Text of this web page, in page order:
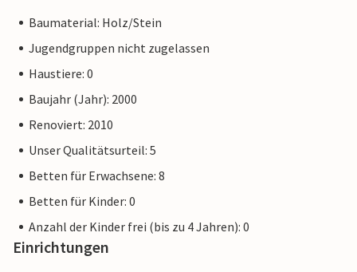
Baumaterial: Holz/Stein
Jugendgruppen nicht zugelassen
Haustiere: 0
Baujahr (Jahr): 2000
Renoviert: 2010
Unser Qualitätsurteil: 5
Betten für Erwachsene: 8
Betten für Kinder: 0
Anzahl der Kinder frei (bis zu 4 Jahren): 0
Einrichtungen